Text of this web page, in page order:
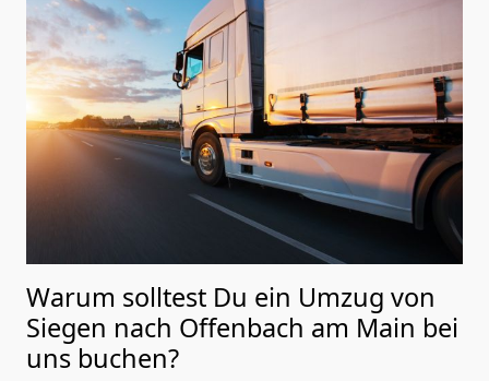
Warum solltest Du ein Umzug von
Siegen nach Offenbach am Main bei
uns buchen?